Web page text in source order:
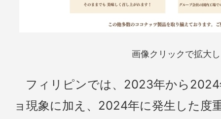
画像クリックで拡大
フィリピンでは、2023年から
ョ現象に加え、2024年に発生した度